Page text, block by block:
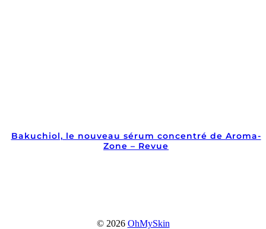
Bakuchiol, le nouveau sérum concentré de Aroma-
Zone – Revue
© 2026 OhMySkin